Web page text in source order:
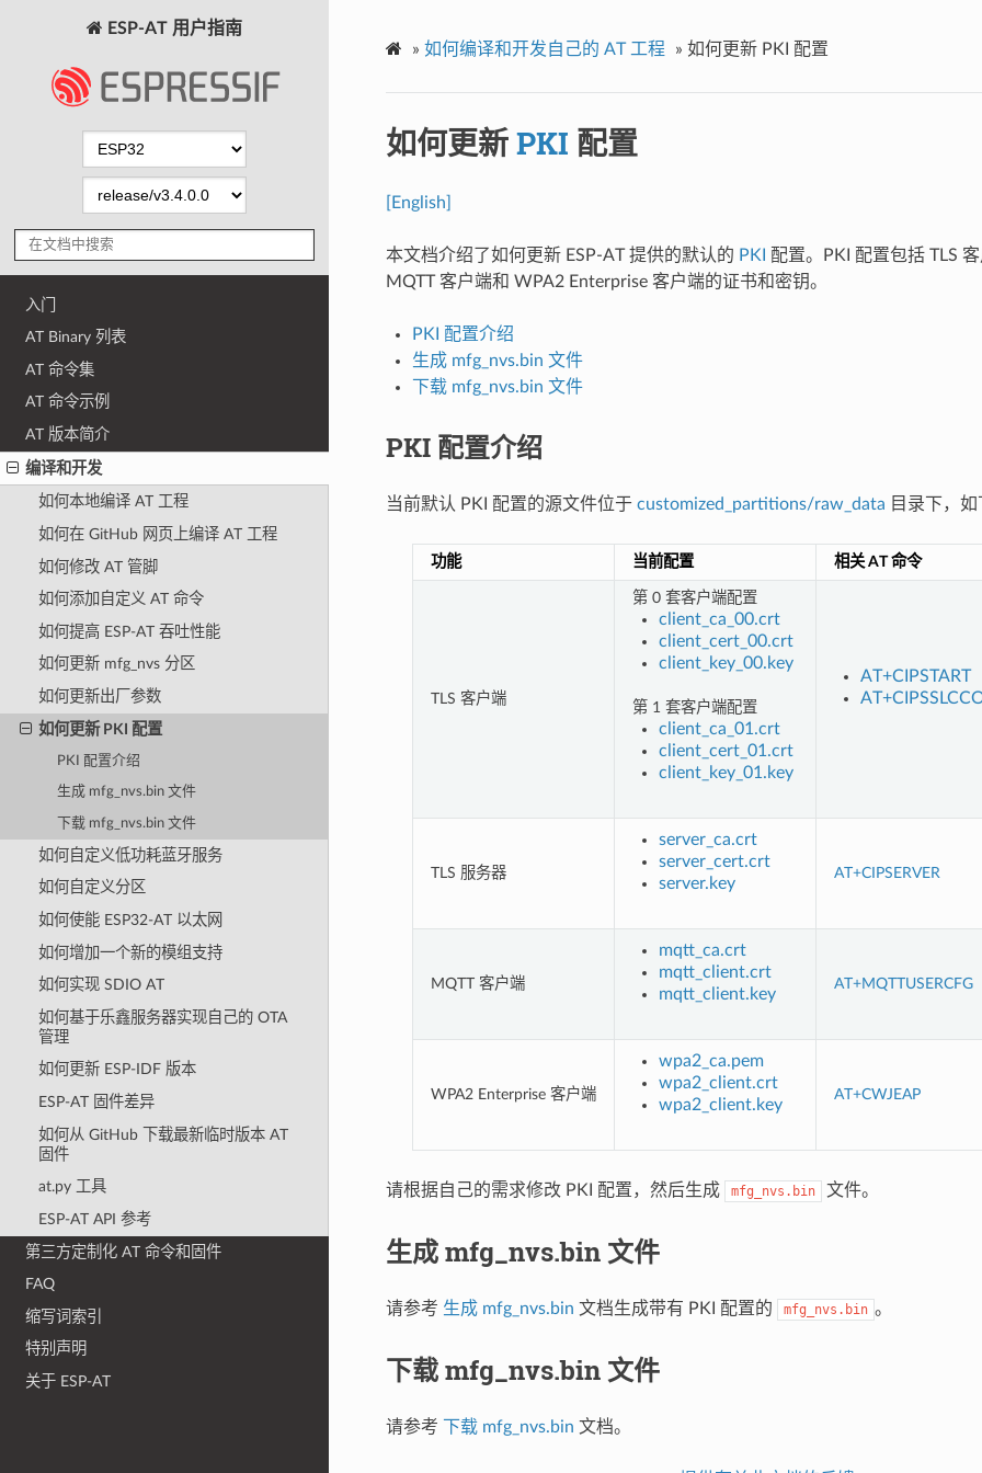
ESP-AT 用户指南
入门
AT Binary 列表
AT 命令集
AT 命令示例
AT 版本简介
编译和开发
如何本地编译 AT 工程
如何在 GitHub 网页上编译 AT 工程
如何修改 AT 管脚
如何添加自定义 AT 命令
如何提高 ESP-AT 吞吐性能
如何更新 mfg_nvs 分区
如何更新出厂参数
如何更新 PKI 配置
PKI 配置介绍
生成 mfg_nvs.bin 文件
下载 mfg_nvs.bin 文件
如何自定义低功耗蓝牙服务
如何自定义分区
如何使能 ESP32-AT 以太网
如何增加一个新的模组支持
如何实现 SDIO AT
如何基于乐鑫服务器实现自己的 OTA
管理
如何更新 ESP-IDF 版本
ESP-AT 固件差异
如何从 GitHub 下载最新临时版本 AT
固件
at.py 工具
ESP-AT API 参考
第三方定制化 AT 命令和固件
FAQ
缩写词索引
特别声明
关于 ESP-AT
» 如何编译和开发自己的 AT 工程 » 如何更新 PKI 配置
如何更新PKI 配置
[English]
本文档介绍了如何更新 ESP-AT 提供的默认的 PKI
配置。PKI 配置包括 TLS 客
MQTT 客户端和 WPA2 Enterprise 客户端的证书和密钥。
PKI 配置介绍
生成 mfg_nvs.bin 文件
下载 mfg_nvs.bin 文件
PKI 配置介绍
当前默认 PKI 配置的源文件位于 customized_partitions/raw_data 目录下，如
功能 当前配置 相关 AT 命令
TLS 客户端
第 0 套客户端配置
client_ca_00.crt
client_cert_00.crt
client_key_00.key
第 1 套客户端配置
client_ca_01.crt
client_cert_01.crt
client_key_01.key
AT+CIPSTART
TLS 服务器
server_ca.crt
server_cert.crt
server.key
AT+CIPSERVER
MQTT 客户端
mqtt_ca.crt
mqtt_client.crt
mqtt_client.key
AT+MQTTUSERCFG
WPA2 Enterprise 客户端
wpa2_ca.pem
wpa2_client.crt
wpa2_client.key
AT+CWJEAP
请根据自己的需求修改 PKI 配置，然后生成 mfg_nvs.bin 文件。
生成 mfg_nvs.bin 文件
请参考 生成 mfg_nvs.bin 文档生成带有 PKI 配置的 mfg_nvs.bin 。
下载 mfg_nvs.bin 文件
请参考 下载 mfg_nvs.bin 文档。